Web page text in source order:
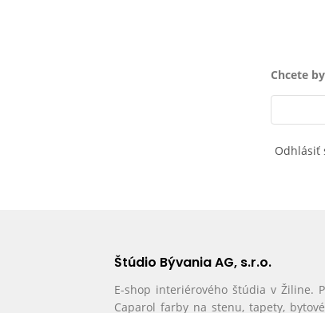
Chcete
Odhlásiť
Štúdio Bývania AG, s.r.o.
E-shop interiérového štúdia v Žiline.
Caparol farby na stenu, tapety,